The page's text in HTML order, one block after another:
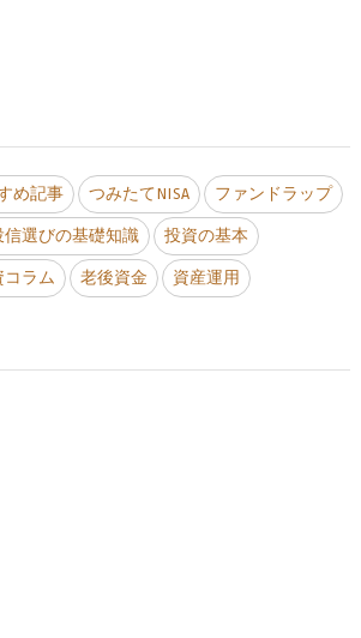
め記事 つみたてNISA ファンドラップ
信選びの基礎知識 投資の基本
ラム 老後資金 資産運用